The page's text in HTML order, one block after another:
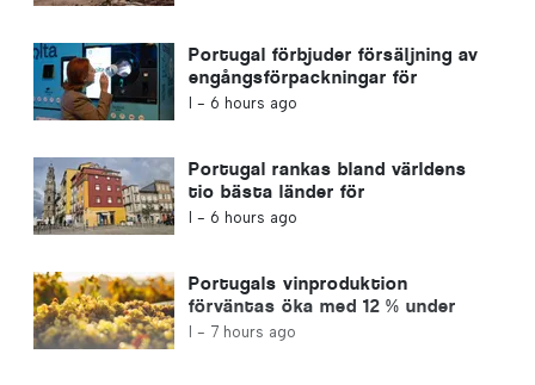
Portugal förbjuder försäljning av
engångsförpackningar för
drycker utan Volta-märket
I - 6 hours ago
Portugal rankas bland världens
tio bästa länder för
utlandsboende
I - 6 hours ago
Portugals vinproduktion
förväntas öka med 12 % under
denna skörd
I - 7 hours ago